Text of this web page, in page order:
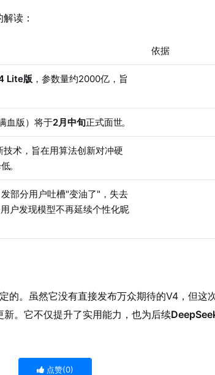
读：
依据
Lite版 ，参数量约2000亿，旨
血版）将于2月中旬正式面世。
技术，旨在用算法创新对冲硬
。
部分用户吐槽"变油了"，失去
户发现模型不再延续个性化昵
的。虽然它没有直接发布万众期待的V4，但这
。它不仅提升了实用能力，也为后续
点赞(0)